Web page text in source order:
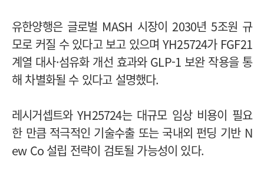
유한양행은 글로벌 MASH 시장이 2030년 5조원 규
모로 커질 수 있다고 보고 있으며 YH25724가 FGF21
계열 대사·섬유화 개선 효과와 GLP-1 보완 작용을 통
해 차별화될 수 있다고 설명했다.
레시거셉트와 YH25724는 대규모 임상 비용이 필요
한 만큼 적극적인 기술수출 또는 국내외 펀딩 기반 N
ew Co 설립 전략이 검토될 가능성이 있다.